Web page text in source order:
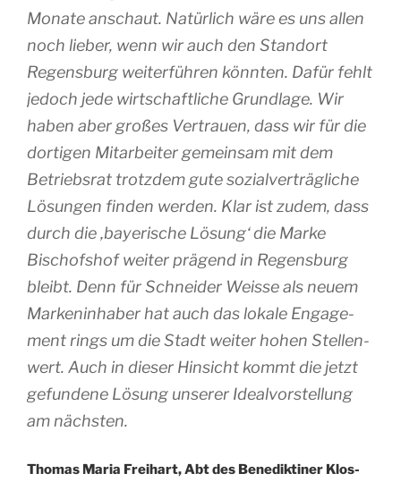
Monate anschaut. Natür­lich wäre es uns allen
noch lie­ber, wenn wir auch den Stan­dort
Regens­burg wei­terfüh­ren könn­ten. Dafür fehlt
jedoch jede wirt­schaft­liche Grund­lage. Wir
haben aber großes Ver­trauen, dass wir für die
dor­ti­gen Mitar­bei­ter gemein­sam mit dem
Betriebs­rat trotz­dem gute sozial­ver­trä­gliche
Lösun­gen fin­den wer­den. Klar ist zudem, dass
durch die ‚baye­rische Lösung‘ die Marke
Bischof­shof wei­ter prä­gend in Regens­burg
bleibt. Denn für Schnei­der Weisse als neuem
Mar­ke­nin­ha­ber hat auch das lokale Enga­ge­
ment rings um die Stadt wei­ter hohen Stel­len­
wert. Auch in die­ser Hin­sicht kommt die jetzt
gefun­dene Lösung unse­rer Ideal­vors­tel­lung
am nächsten.
Tho­mas Maria Frei­hart, Abt des Bene­dik­ti­ner Klos­